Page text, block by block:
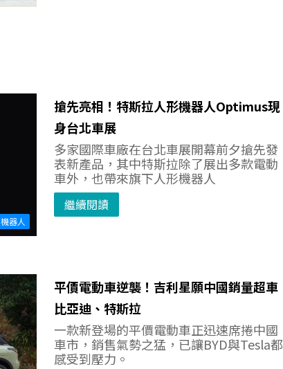
機器人
搶先亮相！特斯拉人形機器人Optimus現
身台北車展
多家國際車廠在台北車展開幕前夕搶先發
表新產品，其中特斯拉除了展出多款電動
車外，也帶來旗下人形機器人
繼續閱讀
平價電動車逆襲！吉利星願中國銷量超車
比亞迪、特斯拉
一款新登場的平價電動車正迅速席捲中國
車市，銷售氣勢之猛，已讓BYD與Tesla都
感受到壓力。